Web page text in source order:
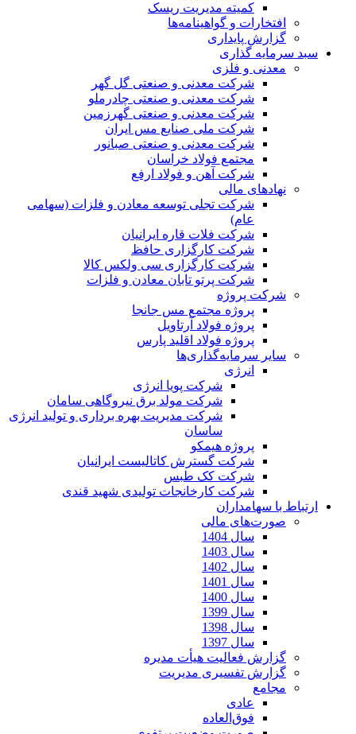
کمیته مدیریت ریسک
افتخارات و گواهینامه‌ها
گزارش پایداری
سبد سرمایه گذاری
معدنی و فلزی
شرکت معدنی و صنعتی گل گهر
شرکت معدنی و صنعتی چادرملو
شرکت معدنی و صنعتی گهرزمین
شرکت ملی صنایع مس ایران
شرکت معدنی و صنعتی صبانور
مجتمع فولاد خراسان
شرکت آهن و فولاد ارفع
نهادهای مالی
شرکت تجلی توسعه معادن و فلزات (سهامی
عام)
شرکت فلات قاره ایرانیان
شرکت کارگزاری حافظ
شرکت کارگزاری سی ولکس کالا
شرکت پرتو تابان معادن و فلزات
شرکت پروژه
پروژه مجتمع مس جانجا
پروژه فولاد آرتاویل
پروژه فولاد اقلید پارس
سایر سرمایه‌گذاری‌ها
انرژی
شرکت پویا انرژی
شرکت مولد برق نیروگاهی سامان
شرکت مدیریت بهره برداری و تولید انرژی
ساسان
پروژه هیمکو
شرکت گسترش کاتالیست ایرانیان
شرکت کک طبس
شرکت کارخانجات تولیدی شهید قندی
ارتباط با سهامداران
صورت‌های مالی
سال 1404
سال 1403
سال 1402
سال 1401
سال 1400
سال 1399
سال 1398
سال 1397
گزارش فعالیت هیأت مدیره
گزارش تفسیری مدیریت
مجامع
عادی
فوق‌العاده